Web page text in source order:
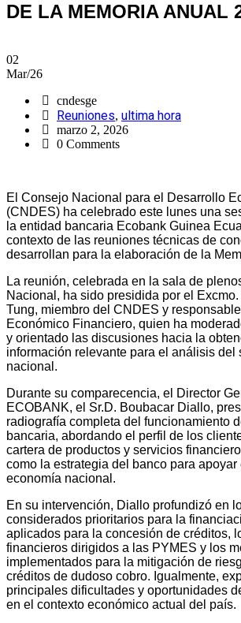
DE LA MEMORIA ANUAL
02
Mar/26
cndesge
Reuniones, ultima hora
marzo 2, 2026
0 Comments
El Consejo Nacional para el Desarrollo
(CNDES) ha celebrado este lunes una
la entidad bancaria Ecobank Guinea
contexto de las reuniones técnicas de
desarrollan para la elaboración de la
La reunión, celebrada en la sala de
Nacional, ha sido presidida por el Excmo.
Tung, miembro del CNDES y
Económico Financiero, quien ha
y orientado las discusiones hacia la
información relevante para el análisis del
nacional.
Durante su comparecencia, el Director
ECOBANK, el Sr.D. Boubacar Diallo,
radiografía completa del funcionamiento
bancaria, abordando el perfil de los
cartera de productos y servicios
como la estrategia del banco para
economía nacional.
En su intervención, Diallo profundizó en
considerados prioritarios para la
aplicados para la concesión de créditos,
financieros dirigidos a las PYMES y los
implementados para la mitigación de
créditos de dudoso cobro. Igualmente,
principales dificultades y oportunidades
en el contexto económico actual del país.